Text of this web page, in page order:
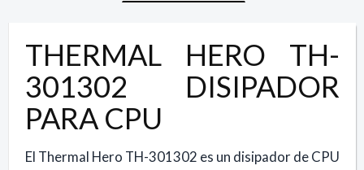
THERMAL HERO TH-
301302 DISIPADOR
PARA CPU
El Thermal Hero TH-301302 es un disipador de CPU